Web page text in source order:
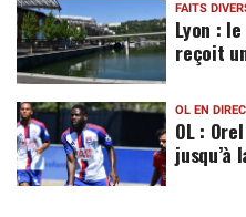
FAITS
Lyon :
reçoit
OL EN
OL :
jusqu’à